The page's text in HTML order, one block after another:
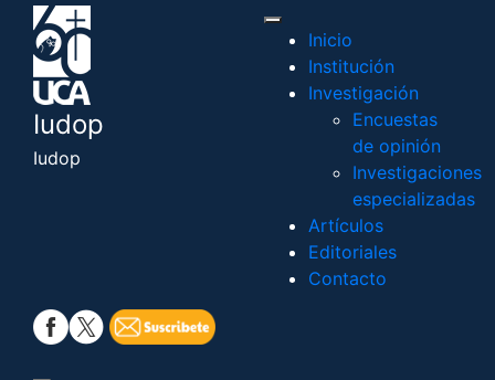
Iudop
Iudop
Inicio
Institución
Investigación
Encuestas
de opinión
Investigaciones
especializadas
Artículos
Editoriales
Contacto